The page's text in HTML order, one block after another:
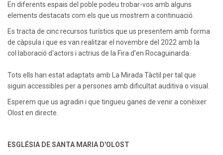
En diferents espais del poble podeu trobar-vos amb alguns
elements destacats com els que us mostrem a continuació.
Es tracta de cinc recursos turístics que us presentem amb forma
de càpsula i que es van realitzar el novembre del 2022 amb la
col·laboració d'actors i actrius de la Fira d'en Rocaguinarda.
Tots ells han estat adaptats amb La Mirada Tàctil per tal que
siguin accessibles per a persones amb dificultat auditiva o visual.
Esperem que us agradin i que tingueu ganes de venir a conèixer
Olost en directe.
ESGLÉSIA DE SANTA MARIA D'OLOST